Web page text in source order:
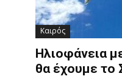
Καιρός
Ηλιοφάνεια
θα έχουμε το